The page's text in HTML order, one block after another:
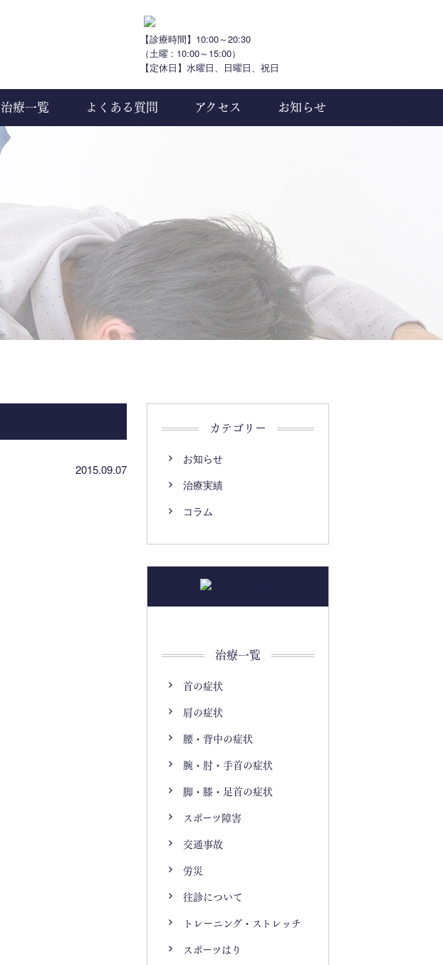
【診療時間】10:00～20:30
（土曜 : 10:00～15:00）
【定休日】水曜日、日曜日、祝日
治療一覧 よくある質問 アクセス お知らせ
2015.09.07
カテゴリー
お知らせ
治療実績
コラム
治療一覧
首の症状
肩の症状
腰・背中の症状
腕・肘・手首の症状
脚・膝・足首の症状
スポーツ障害
交通事故
労災
往診について
トレーニング・ストレッチ
スポーツはり